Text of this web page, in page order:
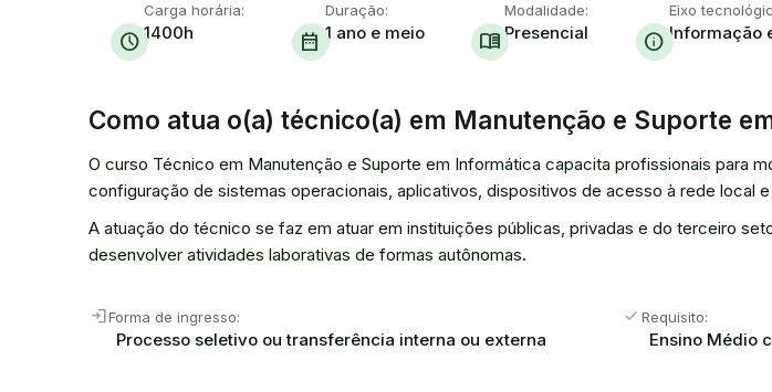
schedule
Carga horária:
1400h date_range
Duração:
1 ano e meio menu_book
Modalidade:
Presencial info
Eixo
Informação
Como atua o(a) técnico(a) em Manutenção e Suporte
O curso Técnico em Manutenção e Suporte em Informática capacita profissionais para
configuração de sistemas operacionais, aplicativos, dispositivos de acesso à rede local
A atuação do técnico se faz em atuar em instituições públicas, privadas e do terceiro
desenvolver atividades laborativas de formas autônomas.
loginForma de ingresso:
Processo seletivo ou transferência interna ou externa
check Requisito:
Ensino Médio